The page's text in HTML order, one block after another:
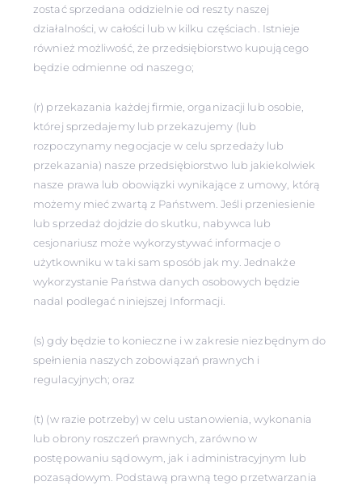
zostać sprzedana oddzielnie od reszty naszej
działalności, w całości lub w kilku częściach. Istnieje
również możliwość, że przedsiębiorstwo kupującego
będzie odmienne od naszego;
(r) przekazania każdej firmie, organizacji lub osobie,
której sprzedajemy lub przekazujemy (lub
rozpoczynamy negocjacje w celu sprzedaży lub
przekazania) nasze przedsiębiorstwo lub jakiekolwiek
nasze prawa lub obowiązki wynikające z umowy, którą
możemy mieć zwartą z Państwem. Jeśli przeniesienie
lub sprzedaż dojdzie do skutku, nabywca lub
cesjonariusz może wykorzystywać informacje o
użytkowniku w taki sam sposób jak my. Jednakże
wykorzystanie Państwa danych osobowych będzie
nadal podlegać niniejszej Informacji.
(s) gdy będzie to konieczne i w zakresie niezbędnym do
spełnienia naszych zobowiązań prawnych i
regulacyjnych; oraz
(t) (w razie potrzeby) w celu ustanowienia, wykonania
lub obrony roszczeń prawnych, zarówno w
postępowaniu sądowym, jak i administracyjnym lub
pozasądowym. Podstawą prawną tego przetwarzania